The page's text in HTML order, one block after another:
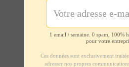
1 email / semaine. 0 spam, 100%
pour votre
Ces données sont exclusivement
adresser nos propres